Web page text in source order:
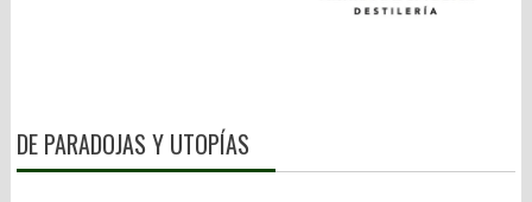
DE PARADOJAS Y UTOPÍAS